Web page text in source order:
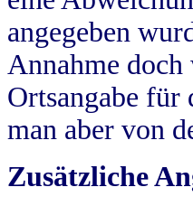
angegeben
Annahme
Ortsangabe für
man aber von
Zusätzliche